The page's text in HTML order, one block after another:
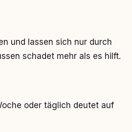
und lassen sich nur durch
schadet mehr als es hilft.
oder täglich deutet auf